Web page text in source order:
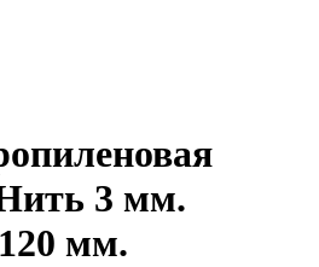
Нить 3 мм.
мм.